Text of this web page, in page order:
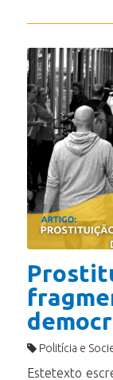
Politícia e
Estetexto